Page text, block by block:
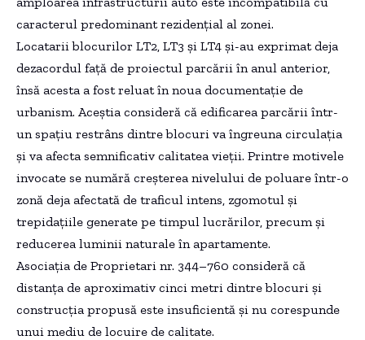
caracterul predominant rezidențial al zonei.
Locatarii blocurilor LT2, LT3 și LT4 și-au exprimat deja
dezacordul față de proiectul parcării în anul anterior,
însă acesta a fost reluat în noua documentație de
urbanism. Aceștia consideră că edificarea parcării într-
un spațiu restrâns dintre blocuri va îngreuna circulația
și va afecta semnificativ calitatea vieții. Printre motivele
invocate se numără creșterea nivelului de poluare într-o
zonă deja afectată de traficul intens, zgomotul și
trepidațiile generate pe timpul lucrărilor, precum și
reducerea luminii naturale în apartamente.
Asociația de Proprietari nr. 344–760 consideră că
distanța de aproximativ cinci metri dintre blocuri și
construcția propusă este insuficientă și nu corespunde
unui mediu de locuire de calitate.